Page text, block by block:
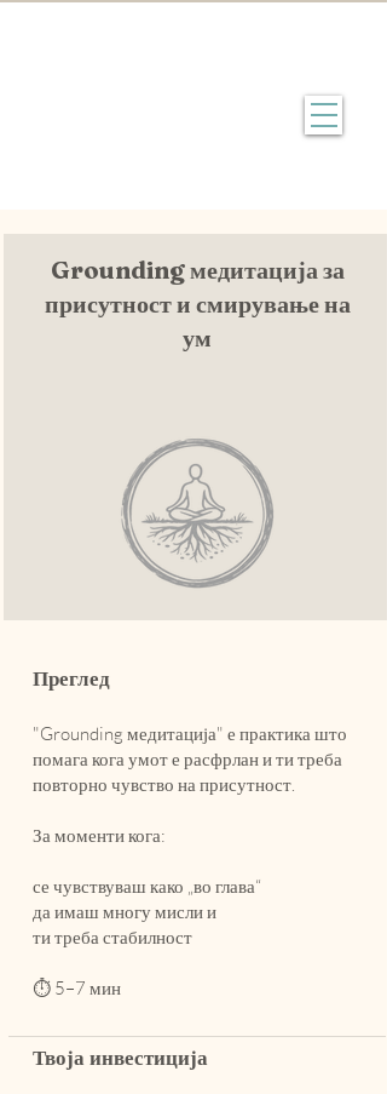
Grounding медитација за
присутност и смирување на
ум
Преглед
"Grounding медитација" е практика што
помага кога умот е расфрлан и ти треба
повторно чувство на присутност.
За моменти кога:
се чувствуваш како „во глава“
да имаш многу мисли и
ти треба стабилност
⏱ 5–7 мин
Твоја инвестиција